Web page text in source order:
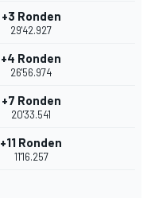
+3 Ronden
29'42.927
+4 Ronden
26'56.974
+7 Ronden
20'33.541
+11 Ronden
11'16.257